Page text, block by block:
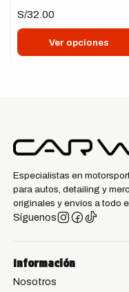
S/32.00
Ver opciones
Especialistas en
para autos, detailing y
originales y envíos a todo
Síguenos
Información
Nosotros